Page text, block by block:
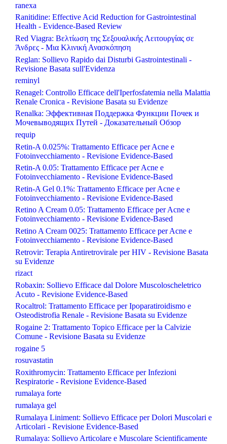
ranexa
Ranitidine: Effective Acid Reduction for Gastrointestinal
Health - Evidence-Based Review
Red Viagra: Βελτίωση της Σεξουαλικής Λειτουργίας σε
Άνδρες - Μια Κλινική Ανασκόπηση
Reglan: Sollievo Rapido dai Disturbi Gastrointestinali -
Revisione Basata sull'Evidenza
reminyl
Renagel: Controllo Efficace dell'Iperfosfatemia nella Malattia
Renale Cronica - Revisione Basata su Evidenze
Renalka: Эффективная Поддержка Функции Почек и
Мочевыводящих Путей - Доказательный Обзор
requip
Retin-A 0.025%: Trattamento Efficace per Acne e
Fotoinvecchiamento - Revisione Evidence-Based
Retin-A 0.05: Trattamento Efficace per Acne e
Fotoinvecchiamento - Revisione Evidence-Based
Retin-A Gel 0.1%: Trattamento Efficace per Acne e
Fotoinvecchiamento - Revisione Evidence-Based
Retino A Cream 0.05: Trattamento Efficace per Acne e
Fotoinvecchiamento - Revisione Evidence-Based
Retino A Cream 0025: Trattamento Efficace per Acne e
Fotoinvecchiamento - Revisione Evidence-Based
Retrovir: Terapia Antiretrovirale per HIV - Revisione Basata
su Evidenze
rizact
Robaxin: Sollievo Efficace dal Dolore Muscoloscheletrico
Acuto - Revisione Evidence-Based
Rocaltrol: Trattamento Efficace per Ipoparatiroidismo e
Osteodistrofia Renale - Revisione Basata su Evidenze
Rogaine 2: Trattamento Topico Efficace per la Calvizie
Comune - Revisione Basata su Evidenze
rogaine 5
rosuvastatin
Roxithromycin: Trattamento Efficace per Infezioni
Respiratorie - Revisione Evidence-Based
rumalaya forte
rumalaya gel
Rumalaya Liniment: Sollievo Efficace per Dolori Muscolari e
Articolari - Revisione Evidence-Based
Rumalaya: Sollievo Articolare e Muscolare Scientificamente